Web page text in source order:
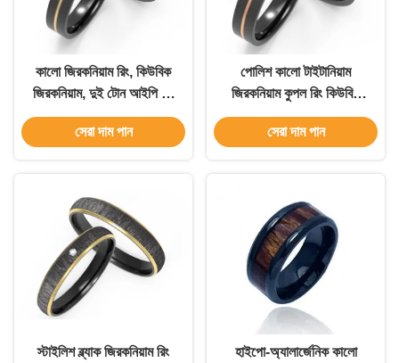
কালো জিরকনিয়াম রিং, কিউবিক
জিরকনিয়াম, দুই টোন আইপি কে
গোল্ড
সেরা দাম পান
পোলিশ কালো টাইটানিয়াম
জিরকনিয়াম কুপল রিং কিউবিক
জিরকনিয়াম দুই টোন আইপি গোল্ড
সেরা দাম পান
স্টাইলিশ ব্ল্যাক জিরকনিয়াম রিং
হাইপো-অ্যালার্জেনিক কালো